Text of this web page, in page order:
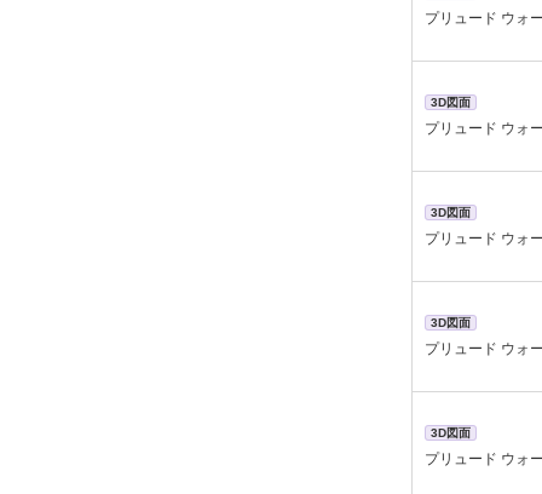
プリュード ウォ
3D図面
プリュード ウォ
3D図面
プリュード ウォ
3D図面
プリュード ウォ
3D図面
プリュード ウォ